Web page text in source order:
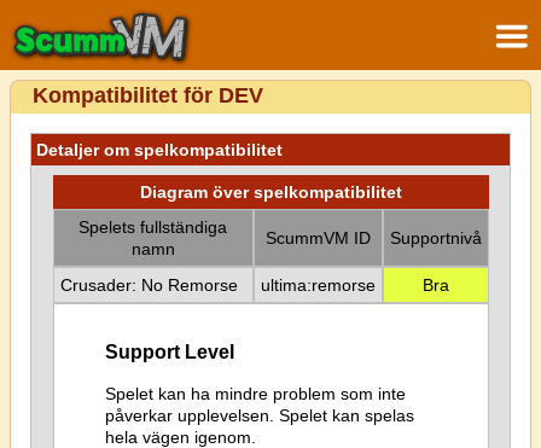
Kompatibilitet för DEV
Detaljer om spelkompatibilitet
Diagram över spelkompatibilitet
Spelets fullständiga
namn
ScummVM ID Supportnivå
Crusader: No Remorse ultima:remorse Bra
Support Level
Spelet kan ha mindre problem som inte
påverkar upplevelsen. Spelet kan spelas
hela vägen igenom.